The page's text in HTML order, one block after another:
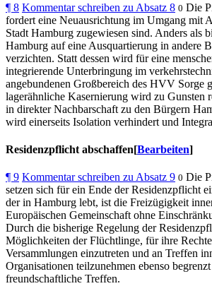
¶ 8 Kommentar schreiben zu Absatz 8 0 Die
fordert eine Neuausrichtung im Umgang mit
Stadt Hamburg zugewiesen sind. Anders als
Hamburg auf eine Ausquartierung in andere
verzichten. Statt dessen wird für eine
integrierende Unterbringung im
angebundenen Großbereich des HVV Sorge
lagerähnliche Kasernierung wird zu Gunsten
in direkter Nachbarschaft zu den Bürgern
wird einerseits Isolation verhindert und
Residenzpflicht abschaffen[Bearbeiten]
¶ 9 Kommentar schreiben zu Absatz 9 0 Die
setzen sich für ein Ende der Residenzpflicht
der in Hamburg lebt, ist die Freizügigkeit
Europäischen Gemeinschaft ohne
Durch die bisherige Regelung der
Möglichkeiten der Flüchtlinge, für ihre
Versammlungen einzutreten und an Treffen
Organisationen teilzunehmen ebenso
freundschaftliche Treffen.